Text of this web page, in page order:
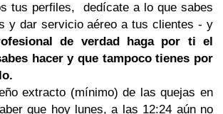
tus perfiles, dedícate a lo que sabes
y dar servicio aéreo a tus clientes - y
de verdad haga por ti el
hacer y que tampoco tienes por
extracto (mínimo) de las quejas en
que hoy lunes, a las 12:24 aún no